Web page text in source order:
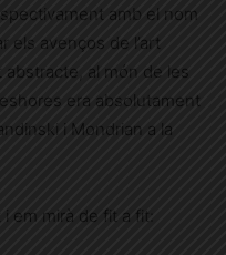
amb el nom
els avenços de l’art
abstracte, al món de les
era absolutament
i Mondrian a la
i em mirà de fit a fit: